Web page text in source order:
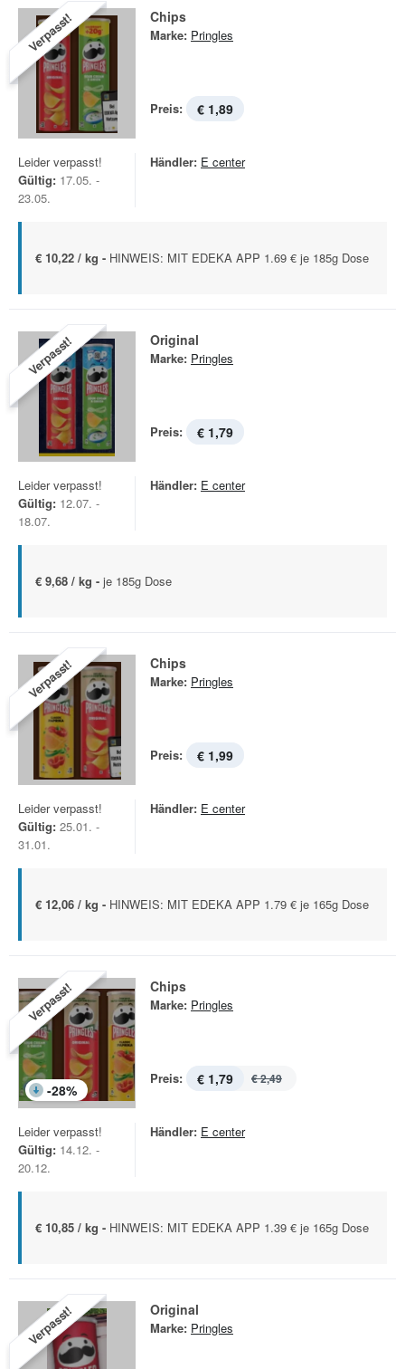
Verpasst! Chips
Marke: Pringles
Preis: € 1,89
Leider verpasst!
Gültig: 17.05. -
23.05.
Händler: E center
€ 10,22 / kg - HINWEIS: MIT EDEKA APP 1.69 € je 185g Dose
Verpasst! Original
Marke: Pringles
Preis: € 1,79
Leider verpasst!
Gültig: 12.07. -
18.07.
Händler: E center
€ 9,68 / kg - je 185g Dose
Verpasst! Chips
Marke: Pringles
Preis: € 1,99
Leider verpasst!
Gültig: 25.01. -
31.01.
Händler: E center
€ 12,06 / kg - HINWEIS: MIT EDEKA APP 1.79 € je 165g Dose
Verpasst!
-28%
Chips
Marke: Pringles
Preis: € 1,79 € 2,49
Leider verpasst!
Gültig: 14.12. -
20.12.
Händler: E center
€ 10,85 / kg - HINWEIS: MIT EDEKA APP 1.39 € je 165g Dose
Verpasst! Original
Marke: Pringles